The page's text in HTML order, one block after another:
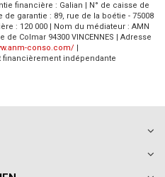
financière : Galian | N° de caisse de
de garantie : 89, rue de la boétie - 75008
: 120 000 | Nom du médiateur : AMN
Colmar 94300 VINCENNES | Adresse
conso.com/ |
financièrement indépendante